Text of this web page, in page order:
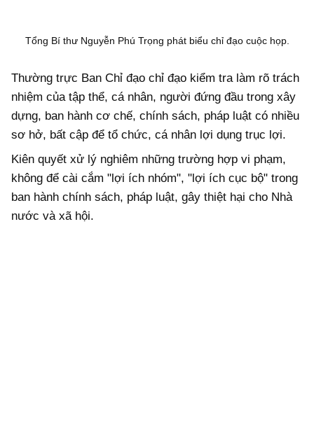
Tổng Bí thư Nguyễn Phú Trọng phát biểu chỉ đạo cuộc họp.
Thường trực Ban Chỉ đạo chỉ đạo kiểm tra làm rõ trách
nhiệm của tập thể, cá nhân, người đứng đầu trong xây
dựng, ban hành cơ chế, chính sách, pháp luật có nhiều
sơ hở, bất cập để tổ chức, cá nhân lợi dụng trục lợi.
Kiên quyết xử lý nghiêm những trường hợp vi phạm,
không để cài cắm "lợi ích nhóm", "lợi ích cục bộ" trong
ban hành chính sách, pháp luật, gây thiệt hại cho Nhà
nước và xã hội.